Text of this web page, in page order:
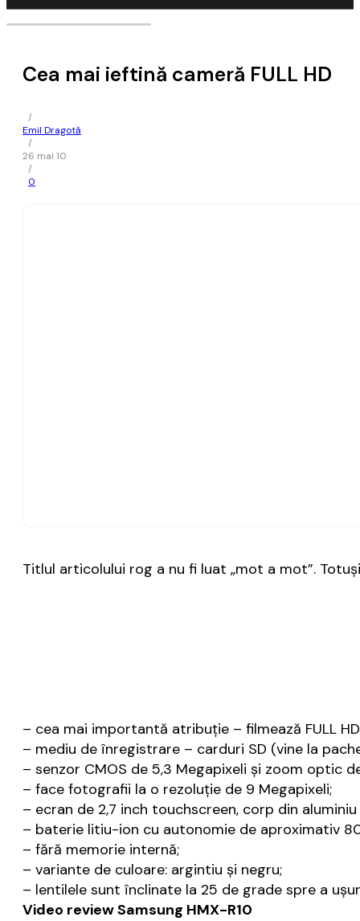
Cea mai ieftină cameră FULL HD
/
Emil Dragotă
/
26 mai 10
/
0
Titlul articolului rog a nu fi luat „mot a mot”.
– cea mai importantă atribuţie – filmează FULL
– mediu de înregistrare – carduri SD (vine la
– senzor CMOS de 5,3 Megapixeli şi zoom optic
– face fotografii la o rezoluţie de 9 Megapixeli;
– ecran de 2,7 inch touchscreen, corp din
– baterie litiu-ion cu autonomie de aproximativ
– fără memorie internă;
– variante de culoare: argintiu şi negru;
– lentilele sunt înclinate la 25 de grade spre a
Video review Samsung HMX-R10